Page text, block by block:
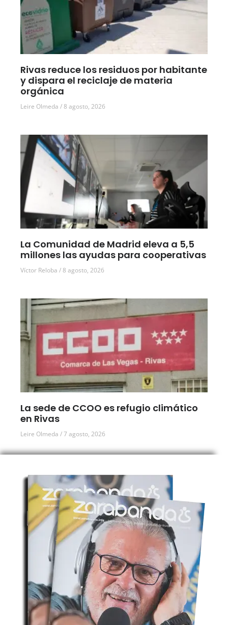
Rivas reduce los residuos por habitante
y dispara el reciclaje de materia
orgánica
Leire Olmeda 8 agosto, 2026
La Comunidad de Madrid eleva a 5,5
millones las ayudas para cooperativas
Víctor Reloba 8 agosto, 2026
La sede de CCOO es refugio climático
en Rivas
Leire Olmeda 7 agosto, 2026